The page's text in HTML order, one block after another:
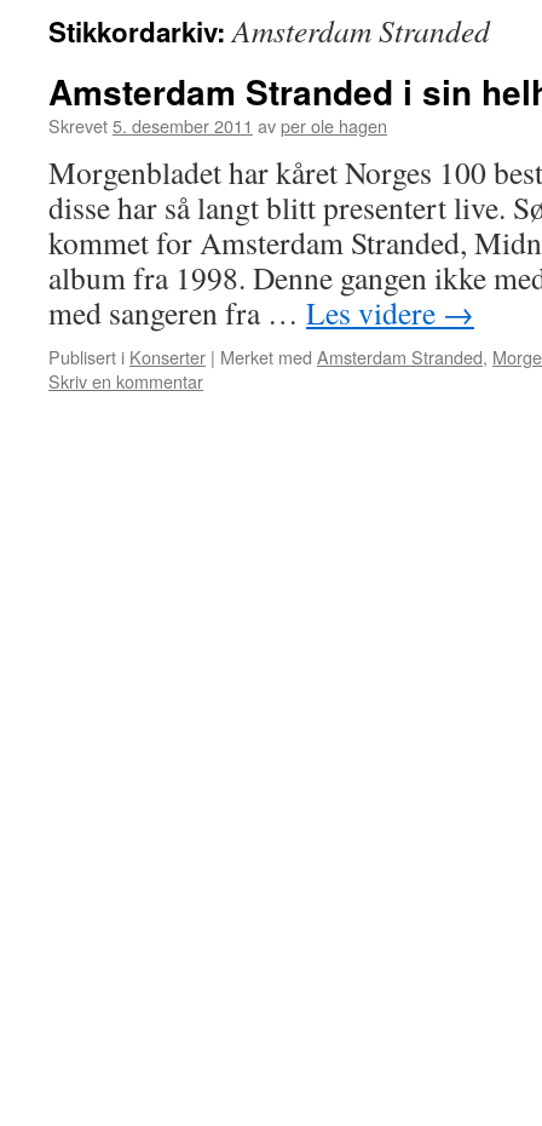
innhold
Stikkordarkiv:Amsterdam Stranded
Amsterdam Stranded i sin
Skrevet5. desember 2011 avper ole hagen
Morgenbladet har kåret Norges 100
disse har så langt blitt presentert live.
kommet for Amsterdam Stranded,
album fra 1998. Denne gangen ikke
med sangeren fra … Les videre →
Publisert i Konserter | Merket med Amsterdam Stranded,
Skriv en kommentar